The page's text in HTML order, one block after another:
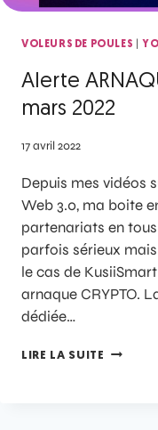
VOLEURS DE POULES
Alerte
mars 2022
17 avril 2022
Depuis mes vidéos
Web 3.0, ma boite
partenariats en
parfois sérieux
le cas de
arnaque CRYPTO.
dédiée…
LIRE LA SUITE